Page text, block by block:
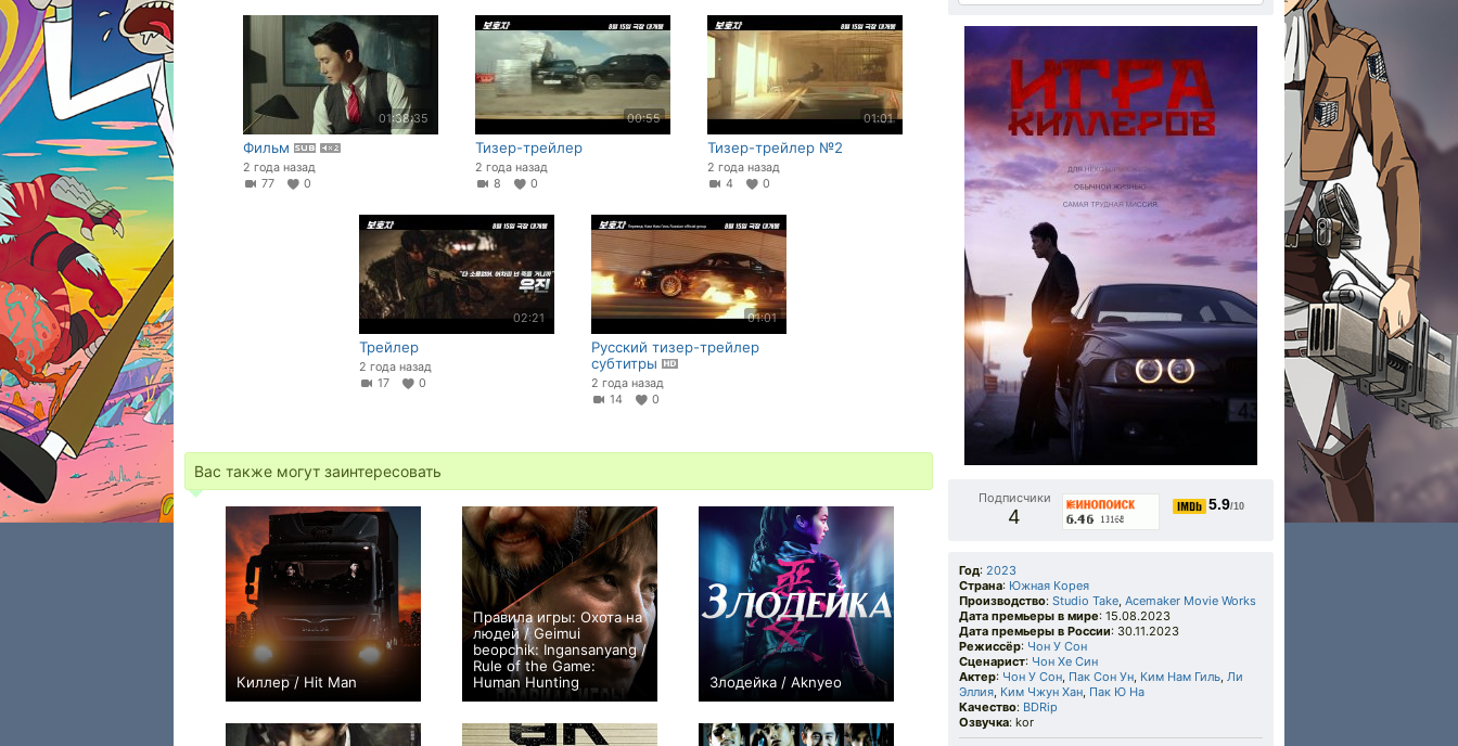
01:38:35
Фильм
2 года назад
77
0
00:55
Тизер-трейлер
2 года назад
8
0
01:01
Тизер-трейлер №2
2 года назад
4
0
02:21
Трейлер
2 года назад
17
0
01:01
Русский тизер-трейлер
субтитры
2 года назад
14
0
Вас также могут заинтересовать
Киллер / Hit Man
+1
Правила игры: Охота на
людей / Geimui
beopchik: Ingansanyang /
Rule of the Game:
Human Hunting
+1
Злодейка / Aknyeo
0
Подписчики
4
5.9/10
Год: 2023
Страна: Южная Корея
Производство: Studio Take, Acemaker Movie Works
Дата премьеры в мире: 15.08.2023
Дата премьеры в России: 30.11.2023
Режиссёр: Чон У Сон
Сценарист: Чон Хе Син
Актер: Чон У Сон, Пак Сон Ун, Ким Нам Гиль, Ли
Эллия, Ким Чжун Хан, Пак Ю На
Качество: BDRip
Озвучка: kor